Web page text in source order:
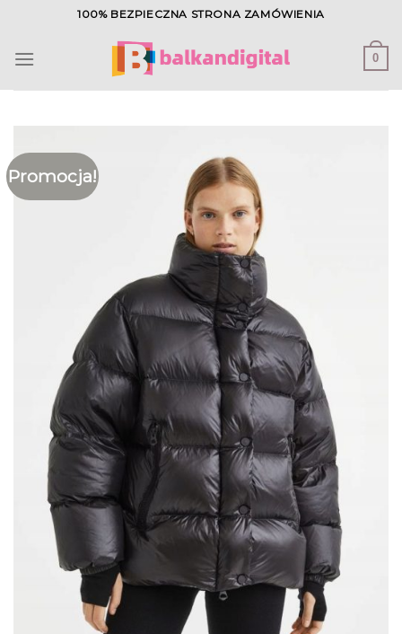
content
100% BEZPIECZNA STRONA ZAMÓWIENIA
0
Promocja!